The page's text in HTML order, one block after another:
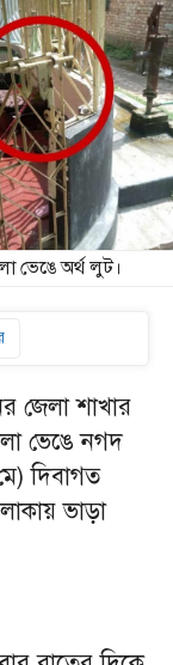
ভেঙে অর্থ লুট।
জেলা শাখার
ভেঙে নগদ
দিবাগত
ভাড়া